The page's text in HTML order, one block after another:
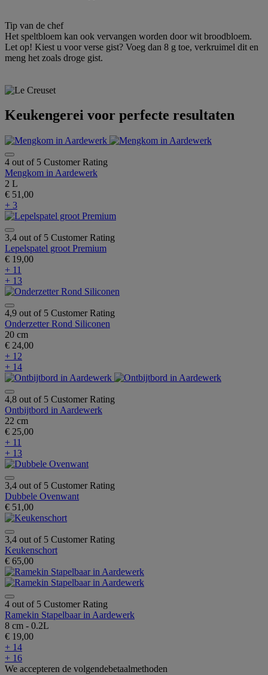
Tip van de chef
Het speltbloem kan ook vervangen worden door wit broodbloem.
Let op! Kiest u voor verse gist? Voeg dan 8 g toe, verkruimel dit en
meng het zoals droge gist.
Keukengerei voor perfecte resultaten
4 out of 5 Customer Rating
Mengkom in Aardewerk
2 L
€ 51,00
+ 3
3,4 out of 5 Customer Rating
Lepelspatel groot Premium
€ 19,00
+ 11
+ 13
4,9 out of 5 Customer Rating
Onderzetter Rond Siliconen
20 cm
€ 24,00
+ 12
+ 14
4,8 out of 5 Customer Rating
Ontbijtbord in Aardewerk
22 cm
€ 25,00
+ 11
+ 13
3,4 out of 5 Customer Rating
Dubbele Ovenwant
€ 51,00
3,4 out of 5 Customer Rating
Keukenschort
€ 65,00
4 out of 5 Customer Rating
Ramekin Stapelbaar in Aardewerk
8 cm - 0.2L
€ 19,00
+ 14
+ 16
We accepteren de volgendebetaalmethoden